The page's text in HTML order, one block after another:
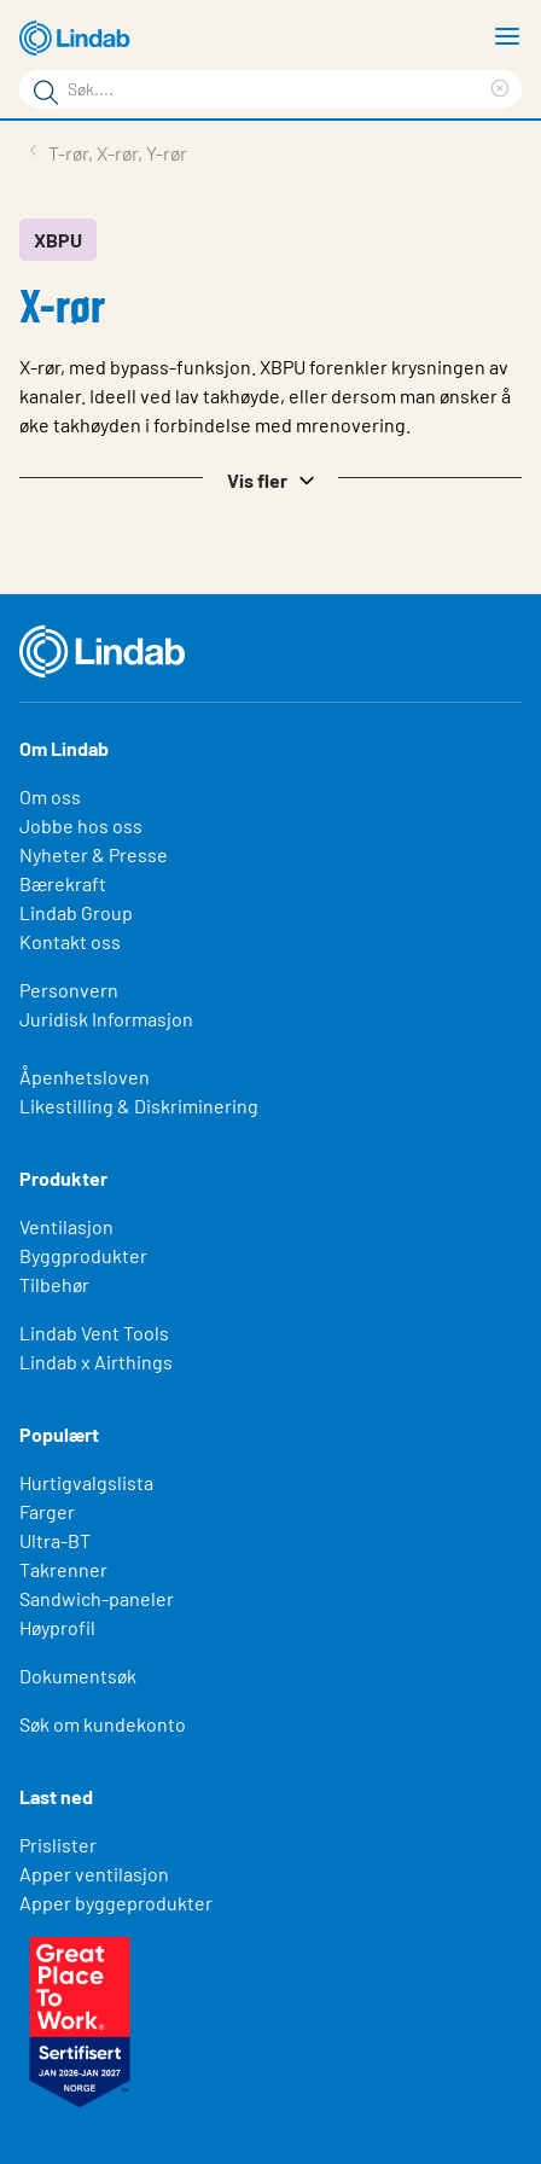
hovedinnhold
Søkeord
Søk
på
Last ned
Om Lindab
Kontakt oss
Logg inn
T-rør, X-rør, Y-rør
XBPU
X-rør
X-rør, med bypass-funksjon. XBPU forenkler krysningen av
kanaler. Ideell ved lav takhøyde, eller dersom man ønsker å
øke takhøyden i forbindelse med mrenovering.
Vis fler
Om Lindab
Om oss
Jobbe hos oss
Nyheter & Presse
Bærekraft
Lindab Group
Kontakt oss
Personvern
Juridisk Informasjon
Åpenhetsloven
Likestilling & Diskriminering
Produkter
Ventilasjon
Byggprodukter
Tilbehør
Lindab Vent Tools
Lindab x Airthings
Populært
Hurtigvalgslista
Farger
Ultra-BT
Takrenner
Sandwich-paneler
Høyprofil
Dokumentsøk
Søk om kundekonto
Last ned
Prislister
Apper ventilasjon
Apper byggeprodukter